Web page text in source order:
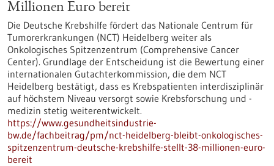
Millionen Euro bereit
Die Deutsche Krebshilfe fördert das Nationale Centrum für
Tumorerkrankungen (NCT) Heidelberg weiter als
Onkologisches Spitzenzentrum (Comprehensive Cancer
Center). Grundlage der Entscheidung ist die Bewertung einer
internationalen Gutachterkommission, die dem NCT
Heidelberg bestätigt, dass es Krebspatienten interdisziplinär
auf höchstem Niveau versorgt sowie Krebsforschung und -
medizin stetig weiterentwickelt.
https://www.gesundheitsindustrie-
bw.de/fachbeitrag/pm/nct-heidelberg-bleibt-onkologisches-
spitzenzentrum-deutsche-krebshilfe-stellt-38-millionen-euro-
bereit